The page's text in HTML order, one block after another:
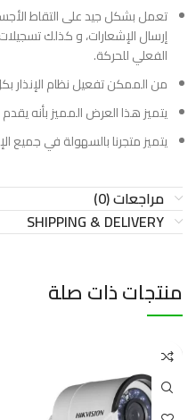
تعمل بشكل جيد على التقاط
إرسال الإشعارات، و كذلك
الفعلي للحركة.
من الممكن تفعيل نظام الإنذار
يتميز هذا العرض المميز بأنه يقدم 4 كاميرات بسعر مناسب و منافس.
يتميز متجرنا بالسهولة في جميع
مراجعات (0)
SHIPPING & DELIVERY
منتجات ذات صلة